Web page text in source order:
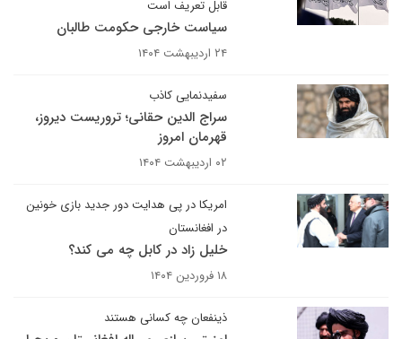
قابل تعریف است
سیاست خارجی حکومت طالبان
۲۴ اردیبهشت ۱۴۰۴
سفیدنمایی کاذب
سراج الدین حقانی؛ تروریست دیروز،
قهرمان امروز
۰۲ اردیبهشت ۱۴۰۴
امریکا در پی هدایت دور جدید بازی خونین
در افغانستان
خلیل زاد در کابل چه می کند؟
۱۸ فروردین ۱۴۰۴
ذینفعان چه کسانی هستند